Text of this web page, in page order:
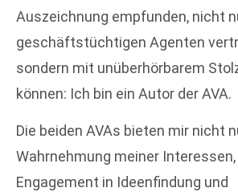
Auszeichnung empfunden, nicht
geschäftstüchtigen Agenten
sondern mit unüberhörbarem
können: Ich bin ein Autor der AVA.
Die beiden AVAs bieten mir nicht
Wahrnehmung meiner
Engagement in Ideenfindung und